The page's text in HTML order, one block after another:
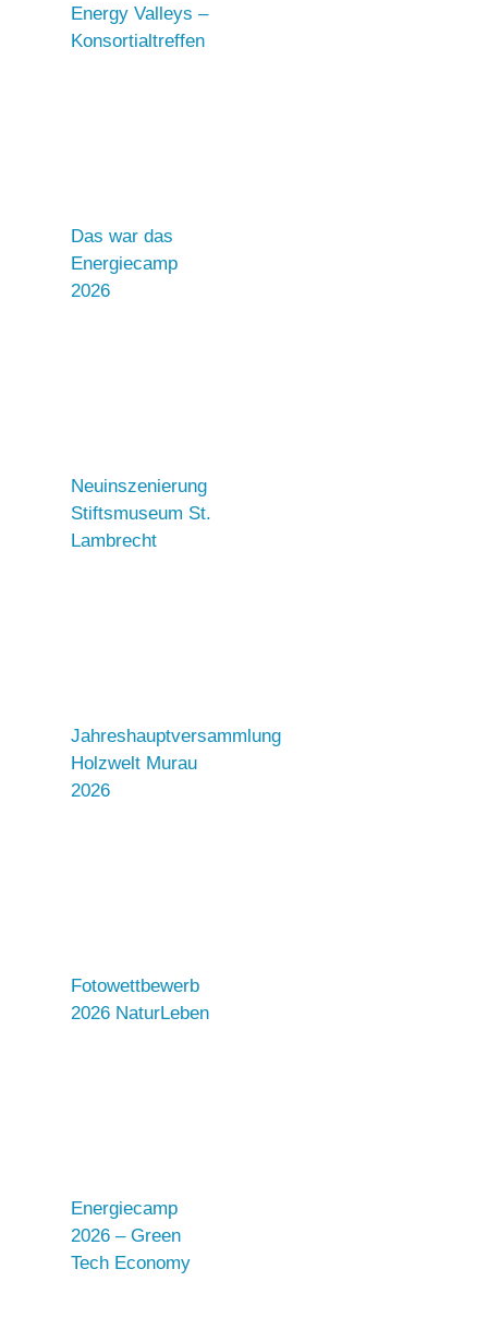
Energy Valleys –
Konsortialtreffen
Das war das
Energiecamp
2026
Neuinszenierung
Stiftsmuseum St.
Lambrecht
Jahreshauptversammlung
Holzwelt Murau
2026
Fotowettbewerb
2026 NaturLeben
Energiecamp
2026 – Green
Tech Economy